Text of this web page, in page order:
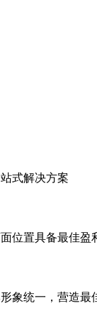
式解决方案
位置具备最佳盈
象统一，营造最